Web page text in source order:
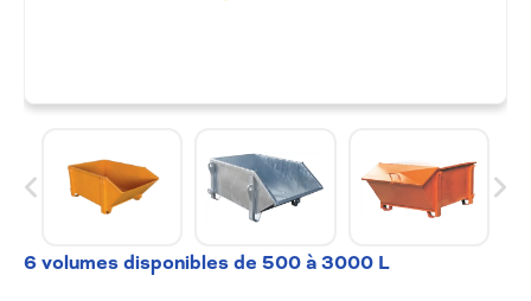
6 volumes disponibles de 500 à 3000 L